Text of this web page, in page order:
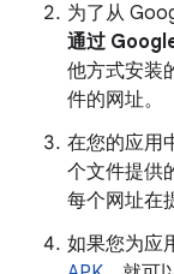
为了从
通过
他方式安装
件的网址。
在您的应用
个文件提供
每个网址在
如果您为应